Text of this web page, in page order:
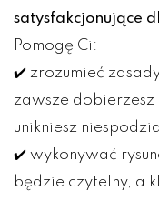
satysfakcjonujące
Pomogę Ci:
✔️ zrozumieć
zawsze
unikniesz
✔️ wykonywać
będzie czytelny, a